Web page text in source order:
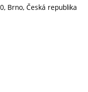
Brno, Česká republika